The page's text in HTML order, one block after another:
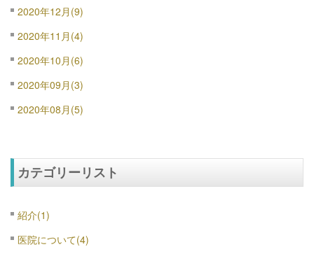
2020年12月(9)
2020年11月(4)
2020年10月(6)
2020年09月(3)
2020年08月(5)
カテゴリーリスト
紹介(1)
医院について(4)